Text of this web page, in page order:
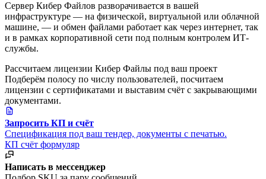
Сервер Кибер Файлов разворачивается в вашей
инфраструктуре — на физической, виртуальной или облачной
машине, — и обмен файлами работает как через интернет, так
и в рамках корпоративной сети под полным контролем ИТ-
службы.
Рассчитаем лицензии Кибер Файлы под ваш проект
Подберём полосу по числу пользователей, посчитаем
лицензии с сертификатами и выставим счёт с закрывающими
документами.
Запросить КП и счёт
Спецификация под ваш тендер, документы с печатью.
КП счёт формуляр
Написать в мессенджер